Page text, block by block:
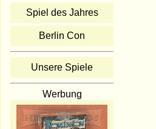
Spiel des Jahres
Berlin Con
Unsere Spiele
Werbung